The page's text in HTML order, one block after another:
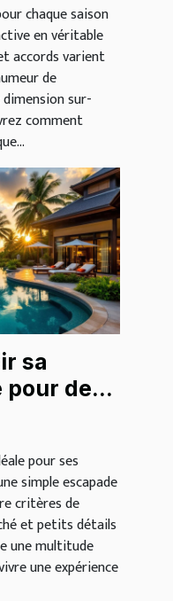
chaque saison
en véritable
accords varient
de
sur-
comment
sa
pour des
?
pour ses
simple escapade
critères de
et petits détails
une multitude
une expérience